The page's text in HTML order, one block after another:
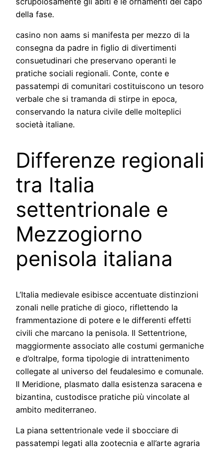
della fase.
casino non aams si manifesta per mezzo di la
consegna da padre in figlio di divertimenti
consuetudinari che preservano operanti le
pratiche sociali regionali. Conte, conte e
passatempi di comunitari costituiscono un tesoro
verbale che si tramanda di stirpe in epoca,
conservando la natura civile delle molteplici
società italiane.
Differenze regionali
tra Italia
settentrionale e
Mezzogiorno
penisola italiana
L’Italia medievale esibisce accentuate distinzioni
zonali nelle pratiche di gioco, riflettendo la
frammentazione di potere e le differenti effetti
civili che marcano la penisola. Il Settentrione,
maggiormente associato alle costumi germaniche
e d’oltralpe, forma tipologie di intrattenimento
collegate al universo del feudalesimo e comunale.
Il Meridione, plasmato dalla esistenza saracena e
bizantina, custodisce pratiche più vincolate al
ambito mediterraneo.
La piana settentrionale vede il sbocciare di
passatempi legati alla zootecnia e all’arte agraria